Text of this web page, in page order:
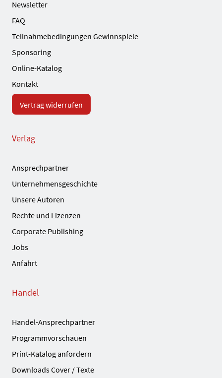
Newsletter
FAQ
Teilnahmebedingungen Gewinnspiele
Sponsoring
Online-Katalog
Kontakt
Vertrag widerrufen
Verlag
Ansprechpartner
Unternehmensgeschichte
Unsere Autoren
Rechte und Lizenzen
Corporate Publishing
Jobs
Anfahrt
Handel
Handel-Ansprechpartner
Programmvorschauen
Print-Katalog anfordern
Downloads Cover / Texte